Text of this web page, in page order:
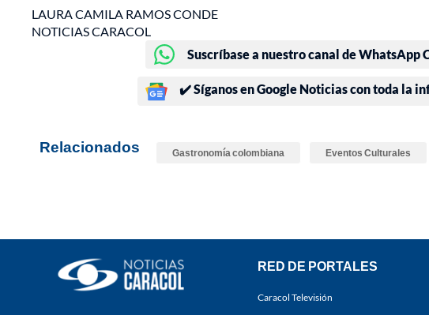
LAURA CAMILA RAMOS CONDE
NOTICIAS CARACOL
Suscríbase a nuestro canal de WhatsApp
✔️ Síganos en Google Noticias con toda la
Relacionados Gastronomía colombiana Eventos Culturales
RED DE PORTALES
Caracol Televisión